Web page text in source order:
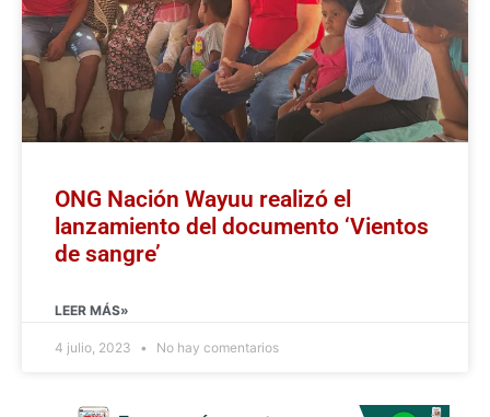
ONG Nación Wayuu realizó el
lanzamiento del documento ‘Vientos
de sangre’
LEER MÁS»
4 julio, 2023 No hay comentarios